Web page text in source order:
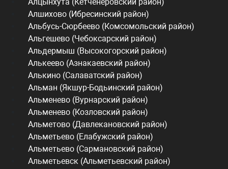
Алшихово (Ибресинский район)
Альбусь-Сюрбеево (Комсомольский район)
Альгешево (Чебоксарский район)
Альдермыш (Высокогорский район)
Алькеево (Азнакаевский район)
Алькино (Салаватский район)
Альман (Якшур-Бодьинский район)
Альменево (Вурнарский район)
Альменево (Козловский район)
Альметово (Давлекановский район)
Альметьево (Елабужский район)
Альметьево (Сармановский район)
Альметьевск (Альметьевский район)